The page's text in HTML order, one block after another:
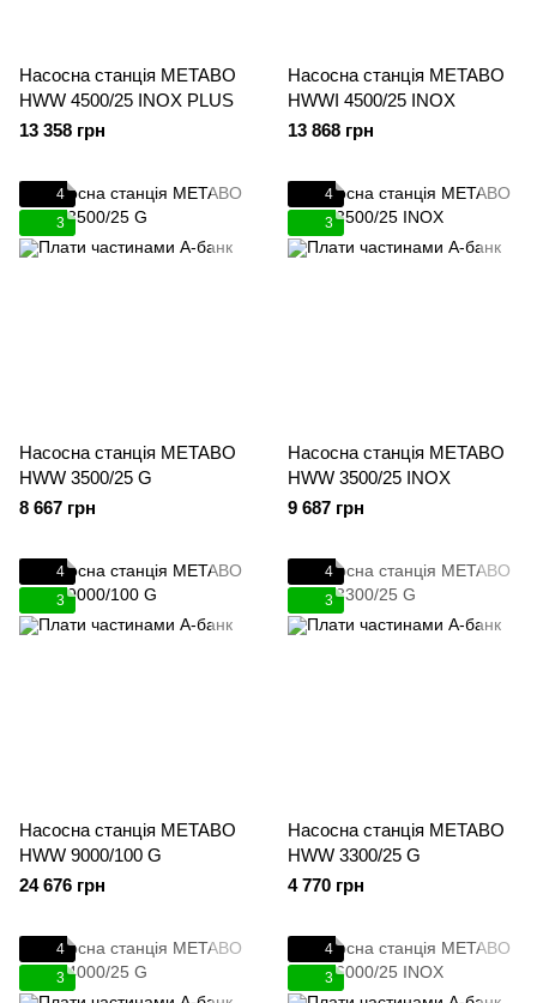
Насосна станція METABO
HWW 4500/25 INOX PLUS
13 358 грн
Насосна станція METABO
HWWI 4500/25 INOX
13 868 грн
4
3
Насосна станція METABO
HWW 3500/25 G
8 667 грн
4
3
Насосна станція METABO
HWW 3500/25 INOX
9 687 грн
4
3
Насосна станція METABO
HWW 9000/100 G
24 676 грн
4
3
Насосна станція METABO
HWW 3300/25 G
4 770 грн
4
3
4
3